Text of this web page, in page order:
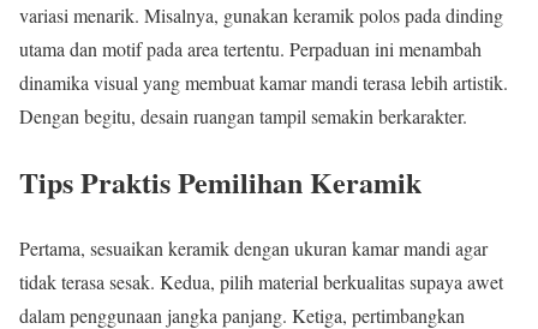
variasi menarik. Misalnya, gunakan keramik polos pada dinding
utama dan motif pada area tertentu. Perpaduan ini menambah
dinamika visual yang membuat kamar mandi terasa lebih artistik.
Dengan begitu, desain ruangan tampil semakin berkarakter.
Tips Praktis Pemilihan Keramik
Pertama, sesuaikan keramik dengan ukuran kamar mandi agar
tidak terasa sesak. Kedua, pilih material berkualitas supaya awet
dalam penggunaan jangka panjang. Ketiga, pertimbangkan